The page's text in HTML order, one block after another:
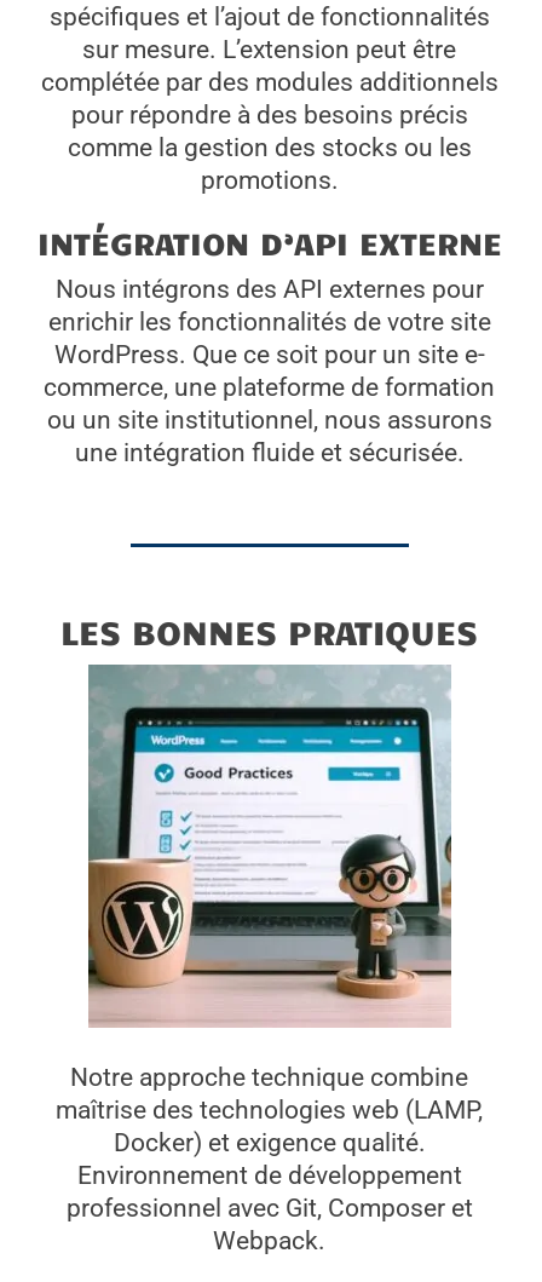
spécifiques et l’ajout de fonctionnalités
sur mesure. L’extension peut être
complétée par des modules additionnels
pour répondre à des besoins précis
comme la gestion des stocks ou les
promotions.
INTÉGRATION D’API EXTERNE
Nous intégrons des API externes pour
enrichir les fonctionnalités de votre site
WordPress. Que ce soit pour un site e-
commerce, une plateforme de formation
ou un site institutionnel, nous assurons
une intégration fluide et sécurisée.
LES BONNES PRATIQUES
Notre approche technique combine
maîtrise des technologies web (LAMP,
Docker) et exigence qualité.
Environnement de développement
professionnel avec Git, Composer et
Webpack.